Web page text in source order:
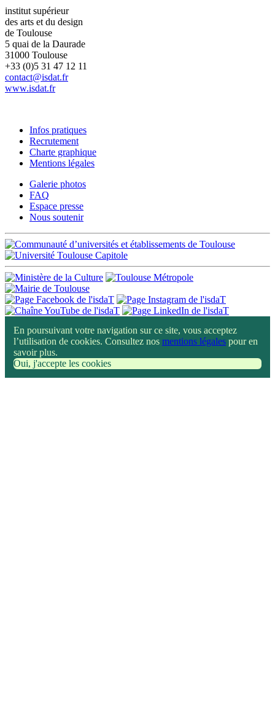
institut supérieur
des arts et du design
de Toulouse
5 quai de la Daurade
31000 Toulouse
+33 (0)5 31 47 12 11
contact@isdat.fr
www.isdat.fr
Infos pratiques
Recrutement
Charte graphique
Mentions légales
Galerie photos
FAQ
Espace presse
Nous soutenir
En poursuivant votre navigation sur ce site, vous acceptez
l’utilisation de cookies. Consultez nos mentions légales pour en
savoir plus.
Oui, j'accepte les cookies